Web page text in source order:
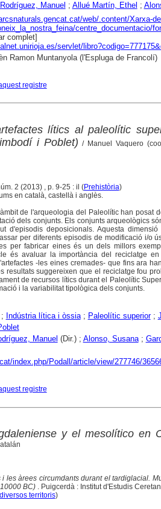
Manuel ; Allué Martín, Ethel ;
web/.content/Xarxa-
centre_documentacio/
complet]
servlet/
Ramon Muntanyola (l'Espluga de Francolí)
registre
lítics al paleolític
i Poblet) / Manuel Vaquero
2 (2013) , p. 9-25 : il (Prehistòria)
en català, castellà i anglès.
de l'arqueologia del Paleolític han posat
dels conjunts. Els conjunts arqueològics
d'episodis deposicionals. Aquesta
per diferents episodis de modificació i/o
per fabricar eines és un dels millors
és avaluar la importància del reciclatge
-les eines cremades- que fins ara
resultats suggereixen que el reciclatge fou
de recursos lítics durant el Paleolític
i la variabilitat tipològica dels conjunts.
Indústria lítica i òssia; Paleolític superior;
Manuel (Dir.) ; Alonso, Susana;
index.php/Podall/article/view/277746/
registre
y el mesolítico en
i les àrees circumdants durant el tardiglacial.
BC) . Puigcerdà : Institut d'Estudis
territoris)